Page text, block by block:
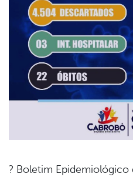
? Boletim Epidemiológico